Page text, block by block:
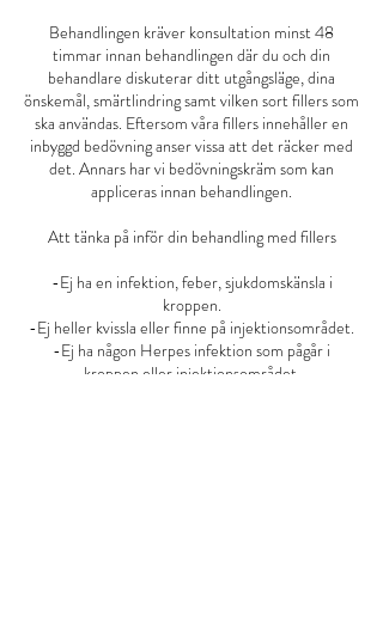
Behandlingen kräver konsultation minst 48
timmar innan behandlingen där du och din
behandlare diskuterar ditt utgångsläge, dina
önskemål, smärtlindring samt vilken sort fillers som
ska användas. Eftersom våra fillers innehåller en
inbyggd bedövning anser vissa att det räcker med
det. Annars har vi bedövningskräm som kan
appliceras innan behandlingen.
Att tänka på inför din behandling med fillers
-Ej ha en infektion, feber, sjukdomskänsla i
kroppen.
-Ej heller kvissla eller finne på injektionsområdet.
-Ej ha någon Herpes infektion som pågår i
kroppen eller injektionsområdet.